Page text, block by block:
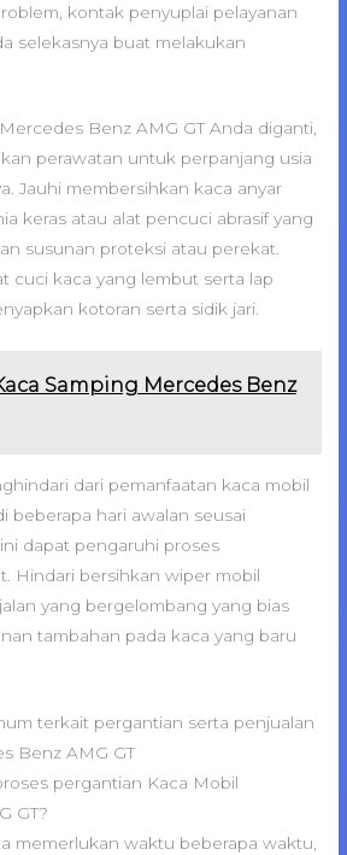
kontak penyuplai pelayanan
selekasnya buat melakukan
Benz AMG GT Anda diganti,
perawatan untuk perpanjang usia
Jauhi membersihkan kaca anyar
keras atau alat pencuci abrasif yang
susunan proteksi atau perekat.
cuci kaca yang lembut serta lap
kotoran serta sidik jari.
Samping Mercedes Benz
dari pemanfaatan kaca mobil
beberapa hari awalan seusai
dapat pengaruhi proses
Hindari bersihkan wiper mobil
yang bergelombang yang bias
tambahan pada kaca yang baru
terkait pergantian serta penjualan
Benz AMG GT
pergantian Kaca Mobil
GT?
memerlukan waktu beberapa waktu,